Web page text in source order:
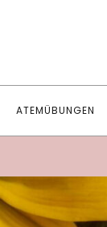
ATEMÜBUNGEN